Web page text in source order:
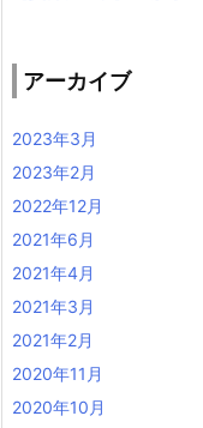
アーカイブ
2023年3月
2023年2月
2022年12月
2021年6月
2021年4月
2021年3月
2021年2月
2020年11月
2020年10月